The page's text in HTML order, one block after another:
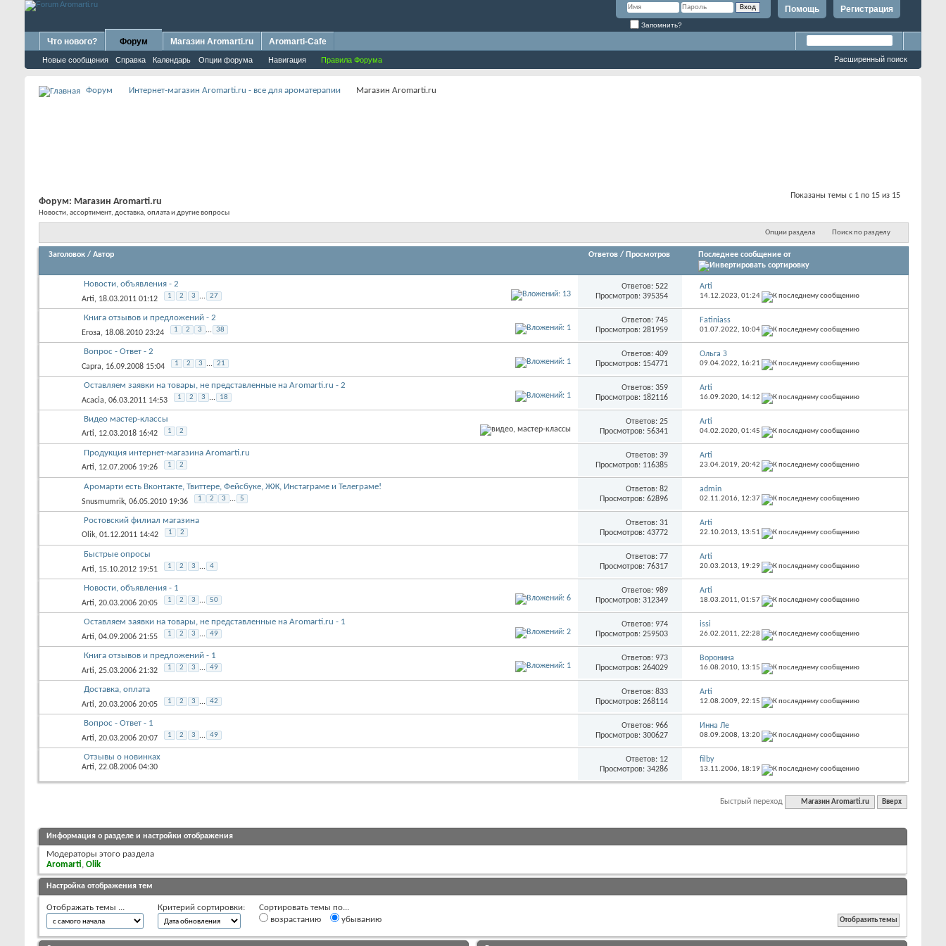
Регистрация
Помощь
Запомнить?
Что нового? Форум
Новые сообщения Справка Календарь Опции форума Навигация Правила Форума
Магазин Aromarti.ru Aromarti-Cafe
Расширенный поиск
Форум Интернет-магазин Aromarti.ru - все для ароматерапии Магазин Aromarti.ru
Показаны темы с 1 по 15 из 15
Форум: Магазин Aromarti.ru
Новости, ассортимент, доставка, оплата и другие вопросы
Опции раздела Поиск по разделу
Заголовок / Автор Ответов / Просмотров Последнее сообщение от
Новости, объявления - 2
Arti, 18.03.2011 01:12 1 2 3 ... 27
Ответов: 522
Просмотров: 395354
Arti
14.12.2023, 01:24
Книга отзывов и предложений - 2
Егоза, 18.08.2010 23:24 1 2 3 ... 38
Ответов: 745
Просмотров: 281959
Fatiniass
01.07.2022, 10:04
Вопрос - Ответ - 2
Capra, 16.09.2008 15:04 1 2 3 ... 21
Ответов: 409
Просмотров: 154771
Ольга З
09.04.2022, 16:21
Оставляем заявки на товары, не представленные на Aromarti.ru - 2
Acacia, 06.03.2011 14:53 1 2 3 ... 18
Ответов: 359
Просмотров: 182116
Arti
16.09.2020, 14:12
Видео мастер-классы
Arti, 12.03.2018 16:42 1 2
Ответов: 25
Просмотров: 56341
Arti
04.02.2020, 01:45
Продукция интернет-магазина Aromarti.ru
Arti, 12.07.2006 19:26 1 2
Ответов: 39
Просмотров: 116385
Arti
23.04.2019, 20:42
Аромарти есть Вконтакте, Твиттере, Фейсбуке, ЖЖ, Инстаграме и Телеграме!
Snusmumrik, 06.05.2010 19:36 1 2 3 ... 5
Ответов: 82
Просмотров: 62896
admin
02.11.2016, 12:37
Ростовский филиал магазина
Olik, 01.12.2011 14:42 1 2
Ответов: 31
Просмотров: 43772
Arti
22.10.2013, 13:51
Быстрые опросы
Arti, 15.10.2012 19:51 1 2 3 ... 4
Ответов: 77
Просмотров: 76317
Arti
20.03.2013, 19:29
Новости, объявления - 1
Arti, 20.03.2006 20:05 1 2 3 ... 50
Ответов: 989
Просмотров: 312349
Arti
18.03.2011, 01:57
Оставляем заявки на товары, не представленные на Aromarti.ru - 1
Arti, 04.09.2006 21:55 1 2 3 ... 49
Ответов: 974
Просмотров: 259503
issi
26.02.2011, 22:28
Книга отзывов и предложений - 1
Arti, 25.03.2006 21:32 1 2 3 ... 49
Ответов: 973
Просмотров: 264029
Воронина
16.08.2010, 13:15
Доставка, оплата
Arti, 20.03.2006 20:05 1 2 3 ... 42
Ответов: 833
Просмотров: 268114
Arti
12.08.2009, 22:15
Вопрос - Ответ - 1
Arti, 20.03.2006 20:07 1 2 3 ... 49
Ответов: 966
Просмотров: 300627
Инна Ле
08.09.2008, 13:20
Отзывы о новинках
Arti, 22.08.2006 04:30
Ответов: 12
Просмотров: 34286
filby
13.11.2006, 18:19
Быстрый переход Магазин Aromarti.ru Вверх
Информация о разделе и настройки отображения
Модераторы этого раздела
Aromarti, Olik
Настройка отображения тем
Отображать темы ... Критерий сортировки:
Сортировать темы по...
возрастанию
убыванию